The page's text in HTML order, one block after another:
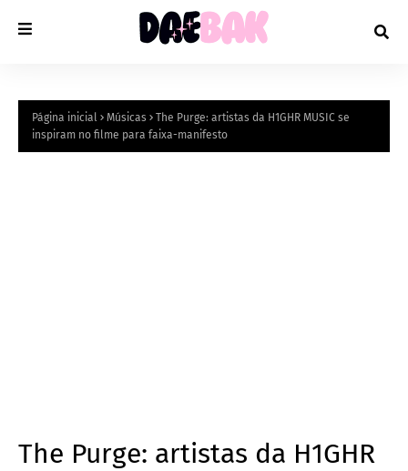
Página inicial Músicas
The Purge: artistas da H1GHR MUSIC se
inspiram no filme para faixa-manifesto
The Purge: artistas da H1GHR